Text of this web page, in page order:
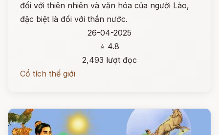
đối với thiên nhiên và văn hóa của người Lào,
đặc biệt là đối với thần nước.
26-04-2025
⭐ 4.8
2,493 lượt đọc
Cổ tích thế giới